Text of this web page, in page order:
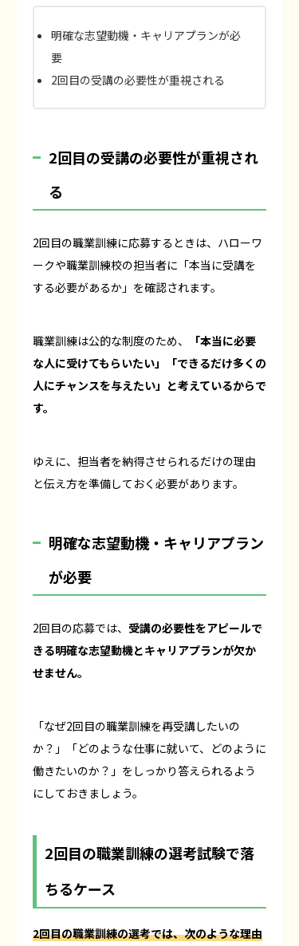
明確な志望動機・キャリアプランが必
要
2回目の受講の必要性が重視される
2回目の受講の必要性が重視され
る
2回目の職業訓練に応募するときは、ハローワ
ークや職業訓練校の担当者に「本当に受講を
する必要があるか」を確認されます。
職業訓練は公的な制度のため、
「本当に必要
な人に受けてもらいたい」「できるだけ多くの
人にチャンスを与えたい」と考えているからで
す。
ゆえに、担当者を納得させられるだけの理由
と伝え方を準備しておく必要があります。
明確な志望動機・キャリアプラン
が必要
2回目の応募では、 受講の必要性をアピールで
きる明確な志望動機とキャリアプランが欠か
せません。
「なぜ2回目の職業訓練を再受講したいの
か？」「どのような仕事に就いて、どのように
働きたいのか？」をしっかり答えられるよう
にしておきましょう。
2回目の職業訓練の選考試験で落
ちるケース
2回目の職業訓練の選考では、次のような理由